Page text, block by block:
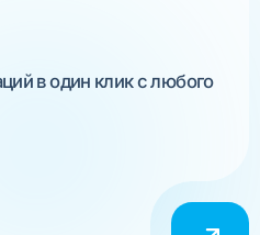
в один клик с любого